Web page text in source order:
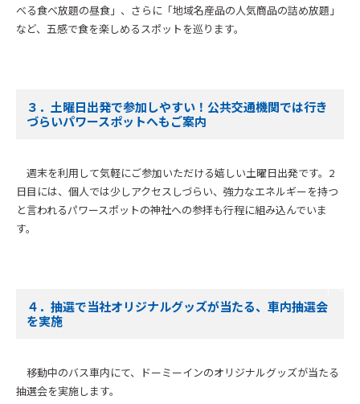
べる食べ放題の昼食」、さらに「地域名産品の人気商品の詰め放題」
など、五感で食を楽しめるスポットを巡ります。
３．土曜日出発で参加しやすい！公共交通機関では行き
づらいパワースポットへもご案内
週末を利用して気軽にご参加いただける嬉しい土曜日出発です。2
日目には、個人では少しアクセスしづらい、強力なエネルギーを持つ
と言われるパワースポットの神社への参拝も行程に組み込んでいま
す。
４．抽選で当社オリジナルグッズが当たる、車内抽選会
を実施
移動中のバス車内にて、ドーミーインのオリジナルグッズが当たる
抽選会を実施します。